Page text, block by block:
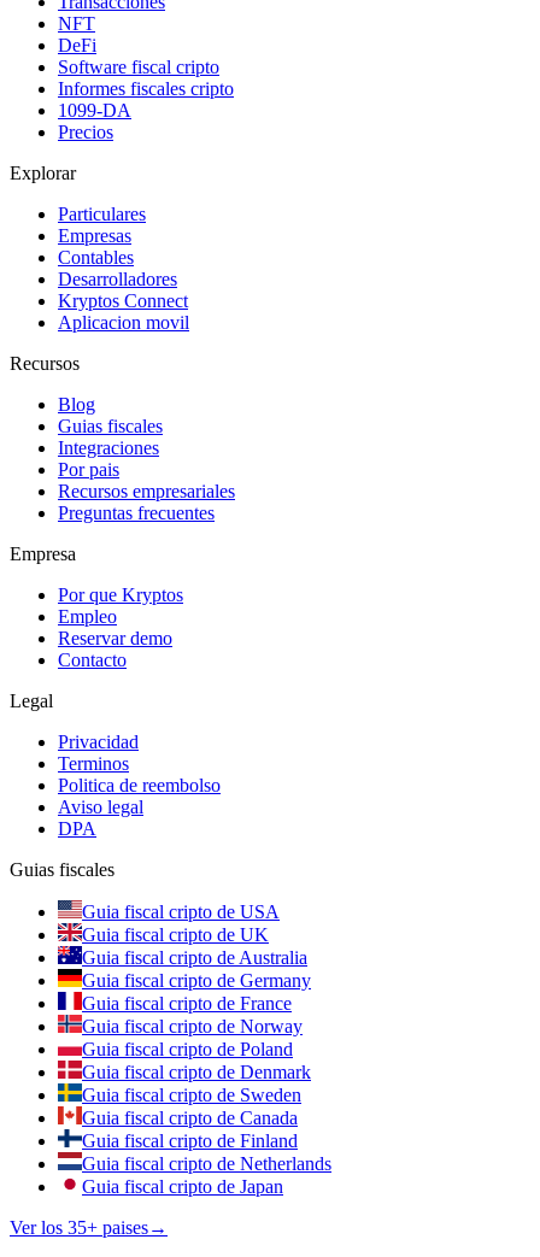
NFT
DeFi
Software fiscal cripto
Informes fiscales cripto
1099-DA
Precios
Explorar
Particulares
Empresas
Contables
Desarrolladores
Kryptos Connect
Aplicacion movil
Recursos
Blog
Guias fiscales
Integraciones
Por pais
Recursos empresariales
Preguntas frecuentes
Empresa
Por que Kryptos
Empleo
Reservar demo
Contacto
Legal
Privacidad
Terminos
Politica de reembolso
Aviso legal
DPA
Guias fiscales
Guia fiscal cripto de USA
Guia fiscal cripto de UK
Guia fiscal cripto de Australia
Guia fiscal cripto de Germany
Guia fiscal cripto de France
Guia fiscal cripto de Norway
Guia fiscal cripto de Poland
Guia fiscal cripto de Denmark
Guia fiscal cripto de Sweden
Guia fiscal cripto de Canada
Guia fiscal cripto de Finland
Guia fiscal cripto de Netherlands
Guia fiscal cripto de Japan
Ver los 35+ paises→